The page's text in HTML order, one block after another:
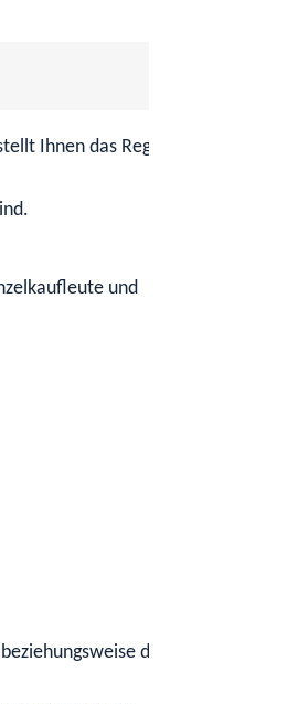
Ihnen das Registergericht einen
und
des betreffenden